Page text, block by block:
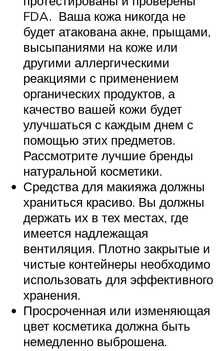
FDA. Ваша кожа никогда не
будет атакована акне, прыщами,
высыпаниями на коже или
другими аллергическими
реакциями с применением
органических продуктов, а
качество вашей кожи будет
улучшаться с каждым днем с
помощью этих предметов.
Рассмотрите лучшие бренды
натуральной косметики.
Средства для макияжа должны
храниться красиво. Вы должны
держать их в тех местах, где
имеется надлежащая
вентиляция. Плотно закрытые и
чистые контейнеры необходимо
использовать для эффективного
хранения.
Просроченная или изменяющая
цвет косметика должна быть
немедленно выброшена.